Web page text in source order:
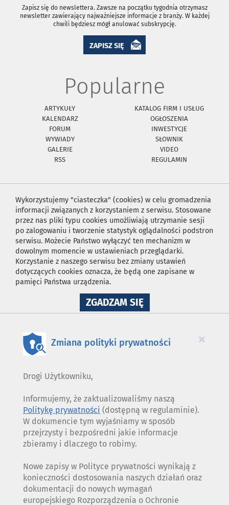
Zapisz się do newslettera. Zawsze na początku tygodnia otrzymasz
newsletter zawierający najważniejsze informacje z branży. W każdej
chwili będziesz mógł anulować subskrypcję.
ZAPISZ SIĘ
Popularne
ARTYKUŁY
KATALOG FIRM I USŁUG
KALENDARZ
OGŁOSZENIA
FORUM
INWESTYCJE
WYWIADY
SŁOWNIK
GALERIE
VIDEO
RSS
REGULAMIN
Wykorzystujemy "ciasteczka" (cookies) w celu gromadzenia
informacji związanych z korzystaniem z serwisu. Stosowane
przez nas pliki typu cookies umożliwiają utrzymanie sesji
po zalogowaniu i tworzenie statystyk oglądalności podstron
serwisu. Możecie Państwo wyłączyć ten mechanizm w
dowolnym momencie w ustawieniach przeglądarki.
Korzystanie z naszego serwisu bez zmiany ustawień
dotyczących cookies oznacza, że będą one zapisane w
pamięci Państwa urządzenia.
ZGADZAM SIĘNA
WYKORZYSTANIE
×
Zmiana polityki prywatności
Drogi Użytkowniku,
Informujemy, że zaktualizowaliśmy naszą
Politykę prywatności (dostępną w regulaminie).
W dokumencie tym wyjaśniamy w sposób
przejrzysty i bezpośredni jakie informacje
zbieramy i dlaczego to robimy.
Nowe zapisy w Polityce prywatności wynikają z
konieczności dostosowania naszych działań oraz
dokumentacji do nowych wymagań
europejskiego Rozporządzenia o Ochronie